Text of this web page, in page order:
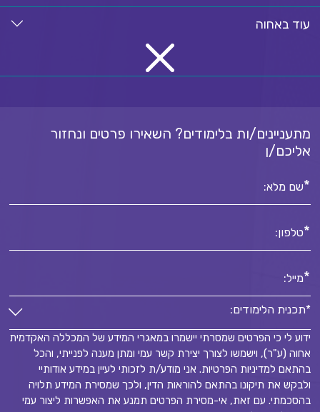
עוד באחוה
מתעניינים/ות בלימודים? השאירו פרטים ונחזור
אליכם/ן
שם מלא:*
טלפון:*
מייל:*
*תכנית הלימודים:
*
*תכנית הלימודים:
ידוע לי כי הפרטים שמסרתי יישמרו במאגרי המידע של המכללה האקדמית
אחוה (ע"ר), וישמשו לצורך יצירת קשר עמי ומתן מענה לפנייתי, והכל
בהתאם למדיניות הפרטיות. אני מודע/ת לזכותי לעיין במידע אודותיי
ולבקש את תיקונו בהתאם להוראות הדין, ולכך שמסירת המידע תלויה
בהסכמתי. עם זאת, אי-מסירת הפרטים תמנע את האפשרות ליצור עמי